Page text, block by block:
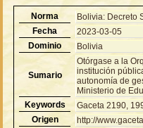
Norma
Bolivia: Decreto
Fecha
2023-03-05
Dominio
Bolivia
Sumario
Otórgase a la
institución
autonomía de
Ministerio de
Keywords
Gaceta 2190,
Origen
http://